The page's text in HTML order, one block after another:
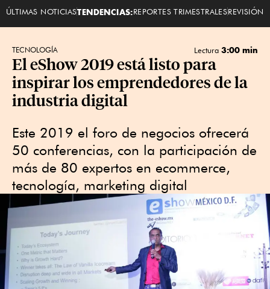
ÚLTIMAS NOTICIASTENDENCIAS:REPORTES TRIMESTRALESREVISIÓN
TECNOLOGÍA Lectura 3:00 min
El eShow 2019 está listo para
inspirar los emprendedores de la
industria digital
Este 2019 el foro de negocios ofrecerá
50 conferencias, con la participación de
más de 80 expertos en ecommerce,
tecnología, marketing digital